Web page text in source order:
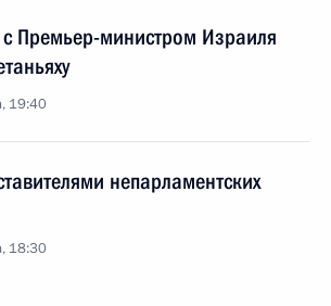
Премьер-министром Израиля
19:40
непарламентских
18:30